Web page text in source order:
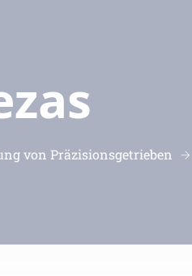
von Präzisionsgetrieben